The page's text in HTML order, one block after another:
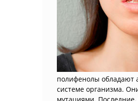
полифенолы обладают
системе организма.
мутациями. Последние,